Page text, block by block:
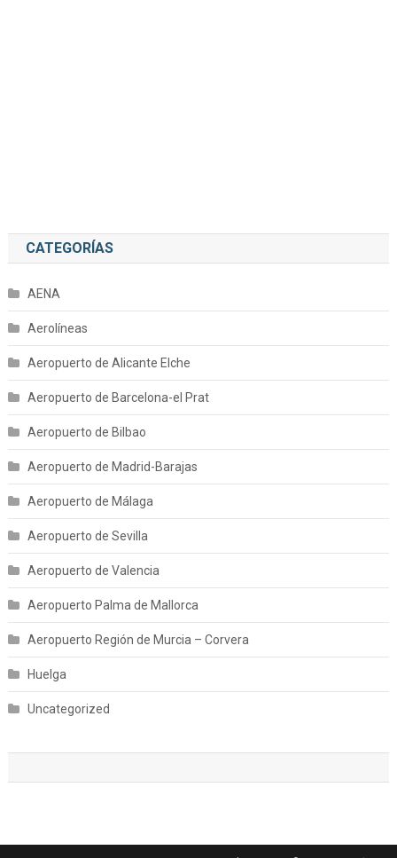
CATEGORÍAS
AENA
Aerolíneas
Aeropuerto de Alicante Elche
Aeropuerto de Barcelona-el Prat
Aeropuerto de Bilbao
Aeropuerto de Madrid-Barajas
Aeropuerto de Málaga
Aeropuerto de Sevilla
Aeropuerto de Valencia
Aeropuerto Palma de Mallorca
Aeropuerto Región de Murcia – Corvera
Huelga
Uncategorized